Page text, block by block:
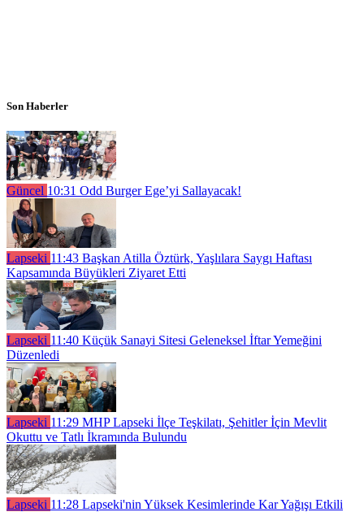
Son Haberler
Güncel 10:31 Odd Burger Ege’yi Sallayacak!
Lapseki 11:43 Başkan Atilla Öztürk, Yaşlılara Saygı Haftası
Kapsamında Büyükleri Ziyaret Etti
Lapseki 11:40 Küçük Sanayi Sitesi Geleneksel İftar Yemeğini
Düzenledi
Lapseki 11:29 MHP Lapseki İlçe Teşkilatı, Şehitler İçin Mevlit
Okuttu ve Tatlı İkramında Bulundu
Lapseki 11:28 Lapseki'nin Yüksek Kesimlerinde Kar Yağışı Etkili